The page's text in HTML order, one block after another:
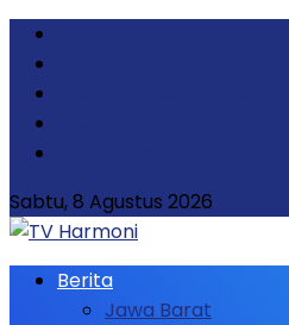
Sabtu, 8 Agustus 2026
Berita
Jawa Barat